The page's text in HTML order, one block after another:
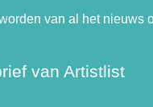
van al het nieuws
van Artistlist